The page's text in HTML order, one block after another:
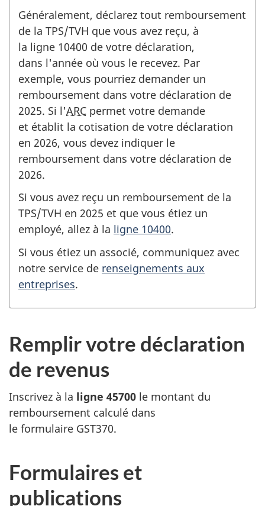
Généralement, déclarez tout remboursement
de la TPS/TVH que vous avez reçu, à
la ligne 10400 de votre déclaration,
dans l'année où vous le recevez. Par
exemple, vous pourriez demander un
remboursement dans votre déclaration de
2025. Si l'ARC permet votre demande
et établit la cotisation de votre déclaration
en 2026, vous devez indiquer le
remboursement dans votre déclaration de
2026.
Si vous avez reçu un remboursement de la
TPS/TVH en 2025 et que vous étiez un
employé, allez à la ligne 10400.
Si vous étiez un associé, communiquez avec
notre service de renseignements aux
entreprises.
Remplir votre déclaration
de revenus
Inscrivez à la ligne 45700 le montant du
remboursement calculé dans
le formulaire GST370.
Formulaires et
publications